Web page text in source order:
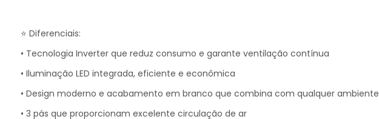
⭐ Diferenciais:
• Tecnologia Inverter que reduz consumo e garante ventilação contínua
• Iluminação LED integrada, eficiente e econômica
• Design moderno e acabamento em branco que combina com qualquer ambiente
• 3 pás que proporcionam excelente circulação de ar